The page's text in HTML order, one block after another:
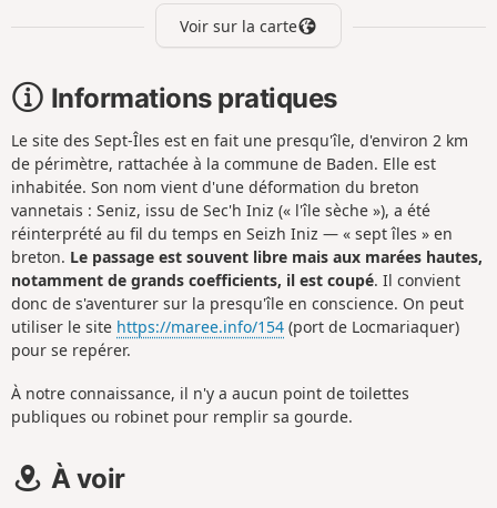
Voir sur la carte
Informations pratiques
Le site des Sept-Îles est en fait une presqu'île, d'environ 2 km
de périmètre, rattachée à la commune de Baden. Elle est
inhabitée. Son nom vient d'une déformation du breton
vannetais : Seniz, issu de Sec'h Iniz (« l'île sèche »), a été
réinterprété au fil du temps en Seizh Iniz — « sept îles » en
breton. Le passage est souvent libre mais aux marées hautes,
notamment de grands coefficients, il est coupé. Il convient
donc de s'aventurer sur la presqu'île en conscience. On peut
utiliser le site https://maree.info/154 (port de Locmariaquer)
pour se repérer.
À notre connaissance, il n'y a aucun point de toilettes
publiques ou robinet pour remplir sa gourde.
À voir